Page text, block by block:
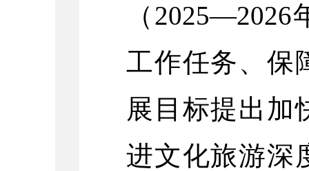
（
工作任务、保
展目标提出加
进文化旅游深